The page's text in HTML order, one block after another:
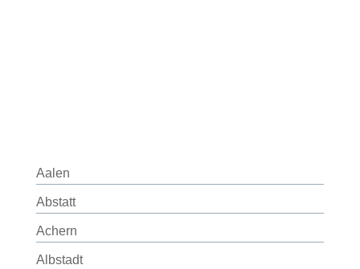
Aalen
Abstatt
Achern
Albstadt